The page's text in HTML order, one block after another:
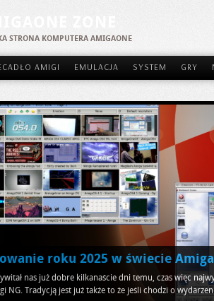
STRONA KOMPUTERA AMIGAONE
AMIGI EMULACJA SYSTEM GRY
roku 2025 w świecie
nas już dobre kilkanaście dni temu, czas więc
NG. Tradycją jest już także to że jeśli chodzi o